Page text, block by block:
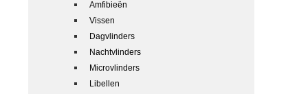
Amfibieën
Vissen
Dagvlinders
Nachtvlinders
Microvlinders
Libellen